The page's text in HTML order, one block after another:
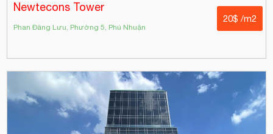
Newtecons Tower
Phan Đăng Lưu, Phường 5, Phú Nhuận
20$ /m2